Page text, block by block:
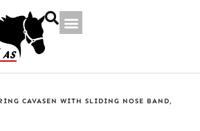
CAVASEN WITH SLIDING NOSE BAND,